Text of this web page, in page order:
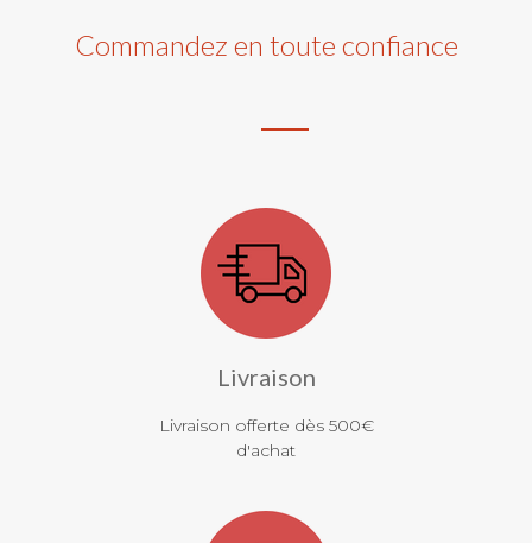
Commandez en toute confiance
Livraison
Livraison offerte dès 500€
d'achat